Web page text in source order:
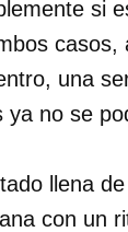
si
una
ya no se
llena
con un